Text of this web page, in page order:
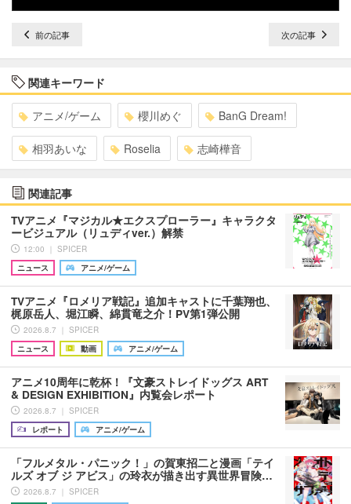
前の記事 次の記事
関連キーワード
アニメ/ゲーム 櫻川めぐ BanG Dream!
相羽あいな Roselia 志崎樺音
関連記事
TVアニメ『マジカル★エクスプローラー』キャラクタ
ービジュアル（リュディver.）解禁
12:00 ｜ SPICER
ニュース
アニメ/ゲーム
TVアニメ『ロメリア戦記』追加キャストに千葉翔也、
梶原岳人、堀江瞬、綿貫竜之介！PV第1弾公開
2026.8.7 ｜ SPICER
ニュース
動画 アニメ/ゲーム
アニメ10周年に乾杯！『文豪ストレイドッグス ART
& DESIGN EXHIBITION』内覧会レポート
2026.8.7 ｜ SPICER
レポート
アニメ/ゲーム
「フルメタル・パニック！」の賀東招二と漫画「テイ
ルズ オブ ジ アビス」の玲衣が描き出す異世界冒険…
2026.8.7 ｜ SPICER